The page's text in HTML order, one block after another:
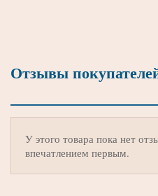
Отзывы
У этого товара пока нет
впечатлением первым.